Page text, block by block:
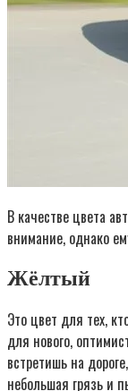
В качестве цвета
внимание, однако
Жёлтый
Это цвет для тех,
для нового,
встретишь на
небольшая грязь и